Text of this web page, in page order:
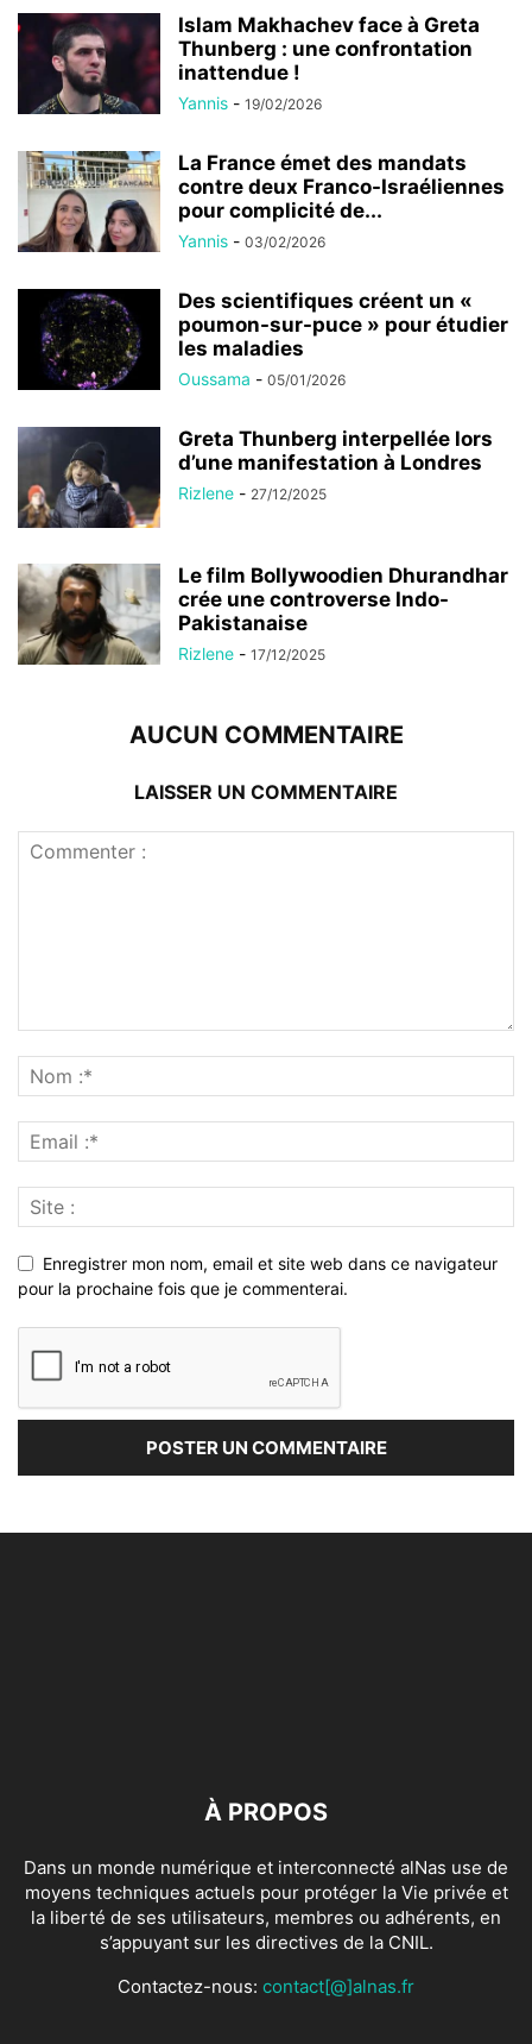
Islam Makhachev face à Greta
Thunberg : une confrontation
inattendue !
Yannis - 19/02/2026
La France émet des mandats
contre deux Franco-Israéliennes
pour complicité de...
Yannis - 03/02/2026
Des scientifiques créent un «
poumon-sur-puce » pour étudier
les maladies
Oussama - 05/01/2026
Greta Thunberg interpellée lors
d’une manifestation à Londres
Rizlene - 27/12/2025
Le film Bollywoodien Dhurandhar
crée une controverse Indo-
Pakistanaise
Rizlene - 17/12/2025
AUCUN COMMENTAIRE
LAISSER UN COMMENTAIRE
Enregistrer mon nom, email et site web dans ce navigateur
pour la prochaine fois que je commenterai.
s’appuyant sur les directives de la CNIL.
SUIVEZ NOUS